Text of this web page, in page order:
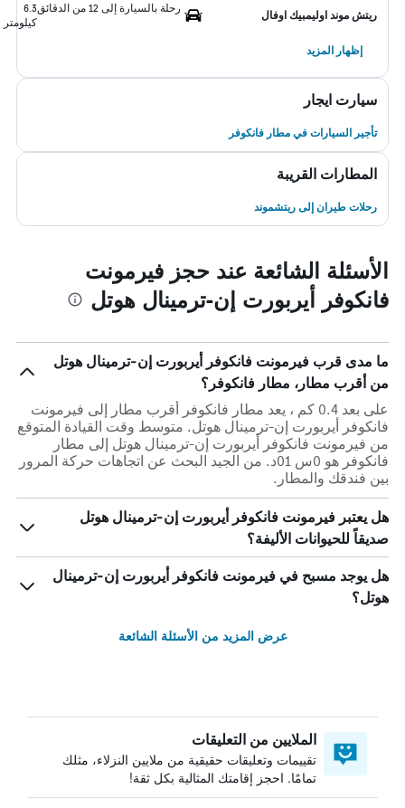
ريتش موند اوليمبيك اوفال
رحلة بالسيارة إلى 12 من الدقائق
6.3
كيلومتر
إظهار المزيد
سيارت ايجار
تأجير السيارات في مطار فانكوفر
المطارات القريبة
رحلات طيران إلى ريتشموند
الأسئلة الشائعة عند حجز فيرمونت
فانكوفر أيربورت إن-ترمينال هوتل
ما مدى قرب فيرمونت فانكوفر أيربورت إن-ترمينال هوتل
من أقرب مطار، مطار فانكوفر؟
على بعد 0.4 كم ، يعد مطار فانكوفر أقرب مطار إلى فيرمونت
فانكوفر أيربورت إن-ترمينال هوتل. متوسط وقت القيادة المتوقع
من فيرمونت فانكوفر أيربورت إن-ترمينال هوتل إلى مطار
فانكوفر هو 0س 01د. من الجيد البحث عن اتجاهات حركة المرور
بين فندقك والمطار.
هل يعتبر فيرمونت فانكوفر أيربورت إن-ترمينال هوتل
صديقاً للحيوانات الأليفة؟
هل يوجد مسبح في فيرمونت فانكوفر أيربورت إن-ترمينال
هوتل؟
عرض المزيد من الأسئلة الشائعة
الملايين من التعليقات
تقييمات وتعليقات حقيقية من ملايين النزلاء، مثلك
تمامًا. احجز إقامتك المثالية بكل ثقة!